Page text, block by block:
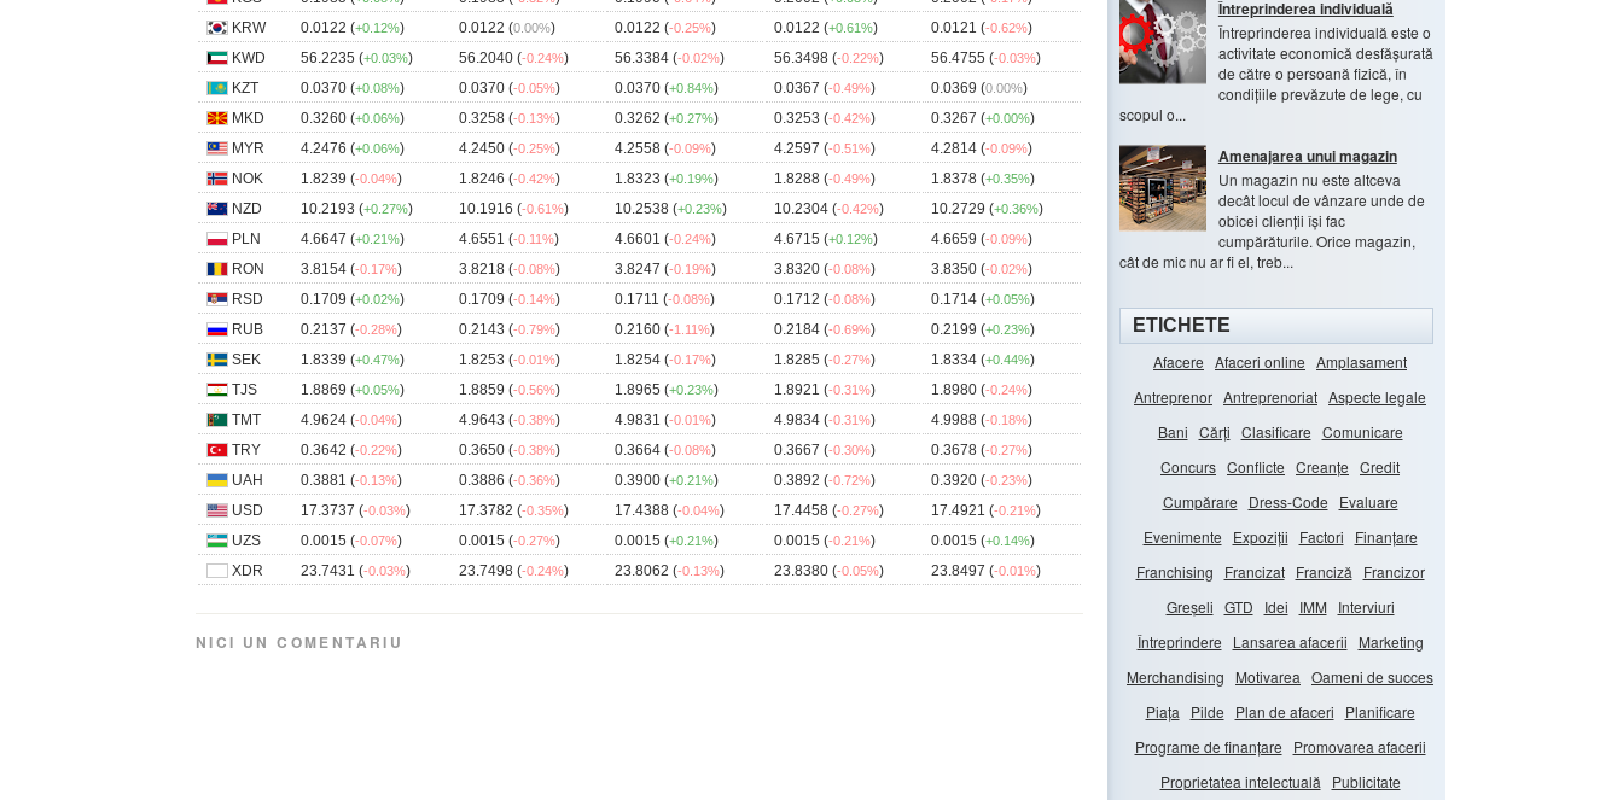
KRW
0.0122 (+0.12%) 0.0122 (0.00%) 0.0122 (-0.25%) 0.0122 (+0.61%) 0.0121 (-0.62%)
KWD
56.2235 (+0.03%) 56.2040 (-0.24%) 56.3384 (-0.02%) 56.3498 (-0.22%) 56.4755 (-0.03%)
KZT
0.0370 (+0.08%) 0.0370 (-0.05%) 0.0370 (+0.84%) 0.0367 (-0.49%) 0.0369 (0.00%)
MKD
0.3260 (+0.06%) 0.3258 (-0.13%) 0.3262 (+0.27%) 0.3253 (-0.42%) 0.3267 (+0.00%)
MYR
4.2476 (+0.06%) 4.2450 (-0.25%) 4.2558 (-0.09%) 4.2597 (-0.51%) 4.2814 (-0.09%)
NOK
1.8239 (-0.04%) 1.8246 (-0.42%) 1.8323 (+0.19%) 1.8288 (-0.49%) 1.8378 (+0.35%)
NZD
10.2193 (+0.27%) 10.1916 (-0.61%) 10.2538 (+0.23%) 10.2304 (-0.42%) 10.2729 (+0.36%)
PLN
4.6647 (+0.21%) 4.6551 (-0.11%) 4.6601 (-0.24%) 4.6715 (+0.12%) 4.6659 (-0.09%)
RON
3.8154 (-0.17%) 3.8218 (-0.08%) 3.8247 (-0.19%) 3.8320 (-0.08%) 3.8350 (-0.02%)
RSD
0.1709 (+0.02%) 0.1709 (-0.14%) 0.1711 (-0.08%) 0.1712 (-0.08%) 0.1714 (+0.05%)
RUB
0.2137 (-0.28%) 0.2143 (-0.79%) 0.2160 (-1.11%) 0.2184 (-0.69%) 0.2199 (+0.23%)
SEK
1.8339 (+0.47%) 1.8253 (-0.01%) 1.8254 (-0.17%) 1.8285 (-0.27%) 1.8334 (+0.44%)
TJS
1.8869 (+0.05%) 1.8859 (-0.56%) 1.8965 (+0.23%) 1.8921 (-0.31%) 1.8980 (-0.24%)
TMT
4.9624 (-0.04%) 4.9643 (-0.38%) 4.9831 (-0.01%) 4.9834 (-0.31%) 4.9988 (-0.18%)
TRY
0.3642 (-0.22%) 0.3650 (-0.38%) 0.3664 (-0.08%) 0.3667 (-0.30%) 0.3678 (-0.27%)
UAH
0.3881 (-0.13%) 0.3886 (-0.36%) 0.3900 (+0.21%) 0.3892 (-0.72%) 0.3920 (-0.23%)
USD
17.3737 (-0.03%) 17.3782 (-0.35%) 17.4388 (-0.04%) 17.4458 (-0.27%) 17.4921 (-0.21%)
UZS
0.0015 (-0.07%) 0.0015 (-0.27%) 0.0015 (+0.21%) 0.0015 (-0.21%) 0.0015 (+0.14%)
XDR
23.7431 (-0.03%) 23.7498 (-0.24%) 23.8062 (-0.13%) 23.8380 (-0.05%) 23.8497 (-0.01%)
NICI UN COMENTARIU
Întreprinderea individuală
Întreprinderea individuală este o
activitate economică desfășurată
de către o persoană fizică, în
condițiile prevăzute de lege, cu
scopul o...
Amenajarea unui magazin
Un magazin nu este altceva
decât locul de vânzare unde de
obicei clienții își fac
cumpărăturile. Orice magazin,
cât de mic nu ar fi el, treb...
ETICHETE
Afacere Afaceri online Amplasament
Antreprenor Antreprenoriat Aspecte legale
Bani Cărți Clasificare Comunicare
Concurs Conflicte Creanțe Credit
Cumpărare
Dress-Code
Evaluare
Evenimente
Expoziții Factori
Finanțare
Franchising
Francizat Franciză
Francizor
Greșeli GTD Idei IMM
Interviuri
Întreprindere
Lansarea afacerii
Marketing
Merchandising
Motivarea Oameni de succes
Piața
Pilde Plan de afaceri
Planificare
Programe de finanțare
Promovarea afacerii
Proprietatea intelectuală
Publicitate